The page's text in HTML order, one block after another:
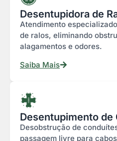
Desentupidora de
Atendimento
de ralos, eliminando
alagamentos e odores.
Saiba Mais
Desentupimento de
Desobstrução de
passagem livre para